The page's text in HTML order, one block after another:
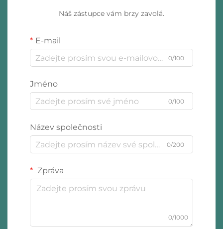
Náš zástupce vám brzy zavolá.
E-mail
0/100
Jméno
0/100
Název společnosti
0/200
Zpráva
0/1000